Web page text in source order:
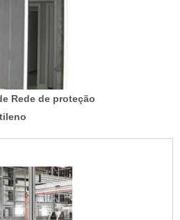
Rede de proteção